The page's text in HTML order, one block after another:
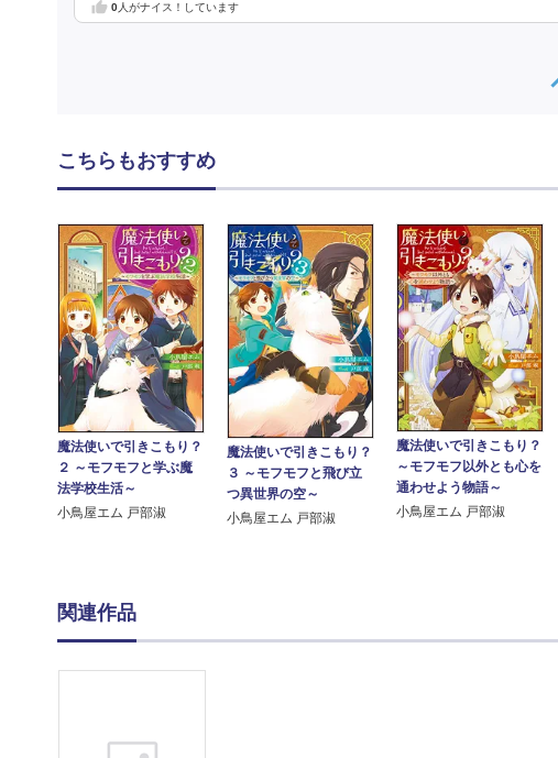
0人がナイス！しています
こちらもおすすめ
魔法使いで引きこもり？
２ ～モフモフと学ぶ魔
法学校生活～
小鳥屋エム 戸部淑
魔法使いで引きこもり？
３ ～モフモフと飛び立
つ異世界の空～
小鳥屋エム 戸部淑
魔法使いで引きこもり？
～モフモフ以外とも心を
通わせよう物語～
小鳥屋エム 戸部淑
関連作品